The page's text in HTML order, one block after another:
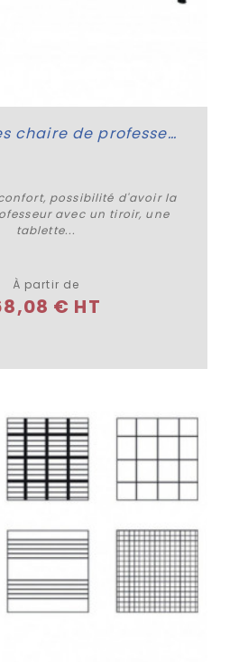
Accessoires chaire de professeur
possibilité d'avoir la
avec un tiroir, une
tablette...
À partir de
€ HT